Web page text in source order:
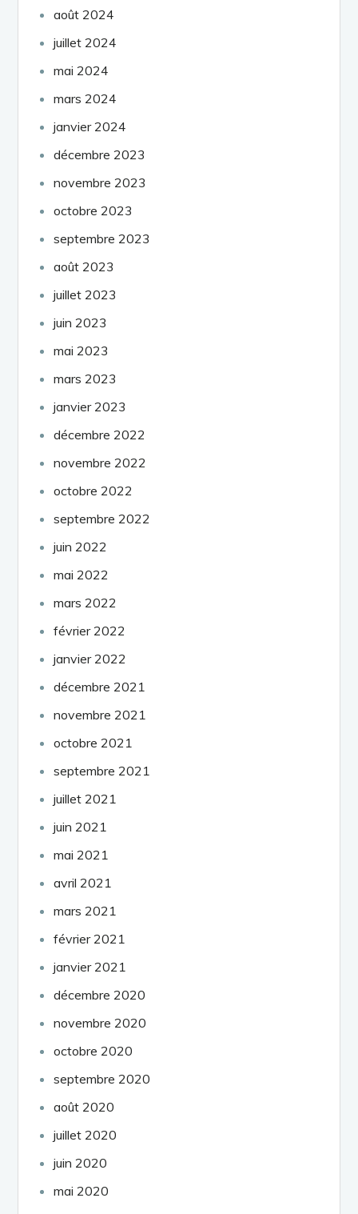
août 2024
juillet 2024
mai 2024
mars 2024
janvier 2024
décembre 2023
novembre 2023
octobre 2023
septembre 2023
août 2023
juillet 2023
juin 2023
mai 2023
mars 2023
janvier 2023
décembre 2022
novembre 2022
octobre 2022
septembre 2022
juin 2022
mai 2022
mars 2022
février 2022
janvier 2022
décembre 2021
novembre 2021
octobre 2021
septembre 2021
juillet 2021
juin 2021
mai 2021
avril 2021
mars 2021
février 2021
janvier 2021
décembre 2020
novembre 2020
octobre 2020
septembre 2020
août 2020
juillet 2020
juin 2020
mai 2020